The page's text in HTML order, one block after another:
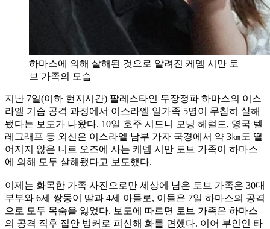
하마스에 의해 살해된 것으로 알려진 케뎀 시만 토
브 가족의 모습
지난 7일(이하 현지시간) 팔레스타인 무장정파 하마스의 이스
라엘 기습 공격 과정에서 이스라엘 일가족 5명이 무참히 살해
됐다는 보도가 나왔다. 10일 호주 시드니 모닝 헤럴드, 영국 텔
레그래프 등 외신은 이스라엘 남부 가자 국경에서 약 3㎞도 떨
어지지 않은 니르 오즈에 사는 케뎀 시만 토브 가족이 하마스
에 의해 모두 살해됐다고 보도했다.
이제는 화목한 가족 사진으로만 세상에 남은 토브 가족은 30대
부부와 6세 쌍둥이 딸과 4세 아들로, 이들은 7일 하마스의 공격
으로 모두 목숨을 잃었다. 보도에 따르면 토브 가족은 하마스
의 공격 직후 집안 벙커로 피신해 화를 면했다. 이어 부인인 타